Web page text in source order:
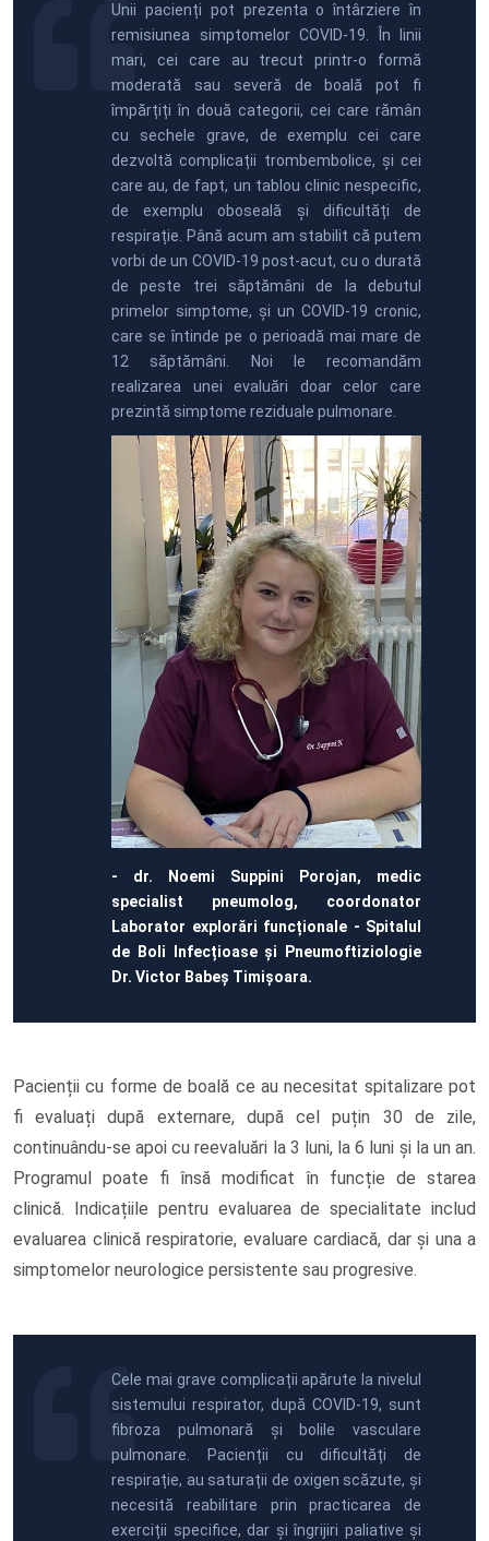
Unii pacienți pot prezenta o întârziere în
remisiunea simptomelor COVID-19. În linii
mari, cei care au trecut printr-o formă
moderată sau severă de boală pot fi
împărțiți în două categorii, cei care rămân
cu sechele grave, de exemplu cei care
dezvoltă complicații trombembolice, și cei
care au, de fapt, un tablou clinic nespecific,
de exemplu oboseală și dificultăți de
respirație. Până acum am stabilit că putem
vorbi de un COVID-19 post-acut, cu o durată
de peste trei săptămâni de la debutul
primelor simptome, și un COVID-19 cronic,
care se întinde pe o perioadă mai mare de
12 săptămâni. Noi le recomandăm
realizarea unei evaluări doar celor care
prezintă simptome reziduale pulmonare.
- dr. Noemi Suppini Porojan, medic
specialist pneumolog, coordonator
Laborator explorări funcționale - Spitalul
de Boli Infecțioase și Pneumoftiziologie
Dr. Victor Babeș Timișoara.
Pacienții cu forme de boală ce au necesitat spitalizare pot
fi evaluați după externare, după cel puțin 30 de zile,
continuându-se apoi cu reevaluări la 3 luni, la 6 luni și la un an.
Programul poate fi însă modificat în funcție de starea
clinică. Indicațiile pentru evaluarea de specialitate includ
evaluarea clinică respiratorie, evaluare cardiacă, dar și una a
simptomelor neurologice persistente sau progresive.
Cele mai grave complicații apărute la nivelul
sistemului respirator, după COVID-19, sunt
fibroza pulmonară și bolile vasculare
pulmonare. Pacienții cu dificultăți de
respirație, au saturații de oxigen scăzute, și
necesită reabilitare prin practicarea de
exerciții specifice, dar și îngrijiri paliative și